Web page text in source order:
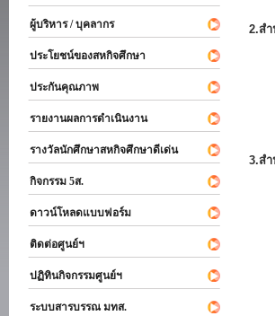
ผู้บริหาร / บุคลากร
ประโยชน์ของสหกิจศึกษา
ประกันคุณภาพ
รายงานผลการดำเนินงาน
รางวัลนักศึกษาสหกิจศึกษาดีเด่น
กิจกรรม 5ส.
ดาวน์โหลดแบบฟอร์ม
ติดต่อศูนย์ฯ
ปฏิทินกิจกรรมศูนย์ฯ
ระบบสารบรรณ มทส.
2.ส
3.ส